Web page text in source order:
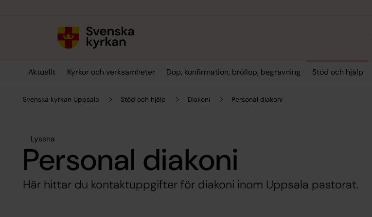
Aktuellt Kyrkor och verksamheter Dop, konfirmation, bröllop, begravning Stöd och hjälp
Svenska kyrkan Uppsala Stöd och hjälp Diakoni Personal diakoni
Lyssna
Personal diakoni
Här hittar du kontaktuppgifter för diakoni inom Uppsala pastorat.